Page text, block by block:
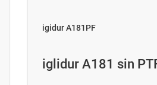
igidur A181PF
iglidur A181 sin